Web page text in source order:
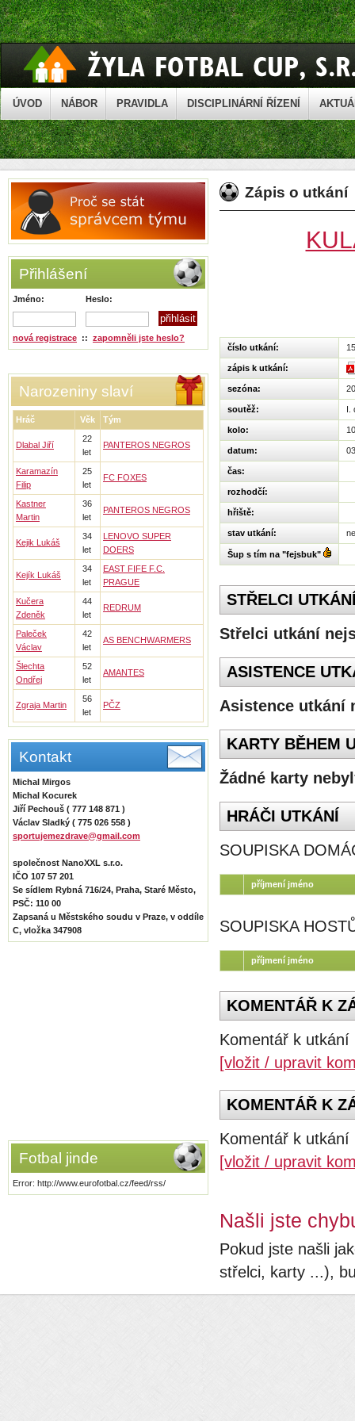
ÚVOD NÁBOR PRAVIDLA DISCIPLINÁRNÍ ŘÍZENÍ
Přihlášení
Jméno: Heslo:
nová registrace :: zapomněli jste heslo?
Narozeniny slaví
Hráč Věk Tým
Dlabal Jiří
22
let
PANTEROS NEGROS
Karamazín
Filip
25
let
FC FOXES
Kastner
Martin
36
let
PANTEROS NEGROS
Kejik Lukáš
34
let
LENOVO SUPER
DOERS
Kejík Lukáš
34
let
EAST FIFE F.C.
PRAGUE
Kučera
Zdeněk
44
let
REDRUM
Paleček
Václav
42
let
AS BENCHWARMERS
Šlechta
Ondřej
52
let
AMANTES
Zgraja Martin
56
let
PČZ
Kontakt
Michal Mirgos
Michal Kocurek
Jiří Pechouš ( 777 148 871 )
Václav Sladký ( 775 026 558 )
sportujemezdrave@gmail.com
společnost NanoXXL s.r.o.
IČO 107 57 201
Se sídlem Rybná 716/24, Praha, Staré Město,
PSČ: 110 00
Zapsaná u Městského soudu v Praze, v oddíle
C, vložka 347908
Fotbal jinde
Error: http://www.eurofotbal.cz/feed/rss/
Zápis o utkání
číslo utkání:
zápis k utkání:
sezóna:
soutěž: I.
kolo: 10
datum:
čas:
rozhodčí:
hřiště:
stav utkání:
Šup s tím na "fejsbuk"
STŘELCI
Střelci utkání
ASISTENCE
Asistence utkání
KARTY BĚHEM
Žádné karty
HRÁČI UTKÁNÍ
SOUPISKA
příjmení jméno
SOUPISKA
příjmení jméno
KOMENTÁŘ K
Komentář k utkání
[vložit / upravit
KOMENTÁŘ K
Komentář k utkání
[vložit / upravit
Našli jste
Pokud jste našli
střelci, karty ...),